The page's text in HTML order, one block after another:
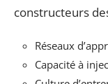
constructeurs
Réseaux
Capacité à